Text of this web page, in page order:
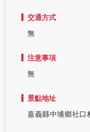
交通方式
無
注意事項
無
景點地址
嘉義縣中埔鄉社